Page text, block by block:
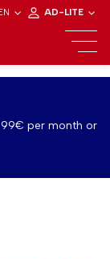
AD-LITE
per month or